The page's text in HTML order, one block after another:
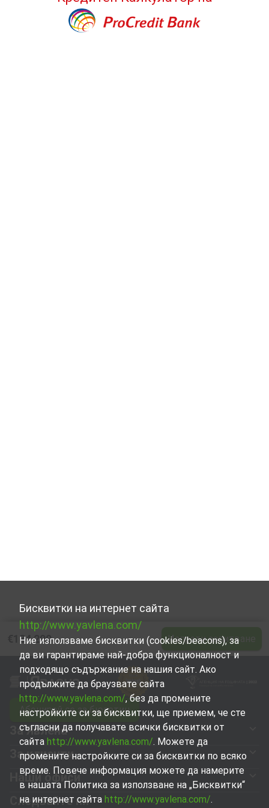
€184 200 Изпрати запитване
Бисквитки на интернет сайта
http://www.yavlena.com/
Ние използваме бисквитки (cookies/beacons), за
да ви гарантираме най-добра функционалност и
подходящо съдържание на нашия сайт. Ако
продължите да браузвате сайта
http://www.yavlena.com/, без да промените
настройките си за бисквитки, ще приемем, че сте
съгласни да получавате всички бисквитки от
сайта http://www.yavlena.com/. Можете да
промените настройките си за бисквитки по всяко
време. Повече информация можете да намерите
в нашата Политика за използване на „Бисквитки“
на интернет сайта http://www.yavlena.com/.
Абонирай се за бюлетин
За Явлена
За клиенти
Наши офиси
Следвайте ни